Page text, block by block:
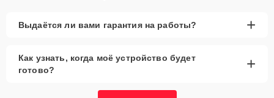
сервиса
Низкие цены и скидки— предлагаем выгодные
условия для ремонта.
Срочный ремонт— электросхема будет
Выдаётся ли вами гарантия на работы? +
Как узнать, когда моё устройство будет
готово?
+